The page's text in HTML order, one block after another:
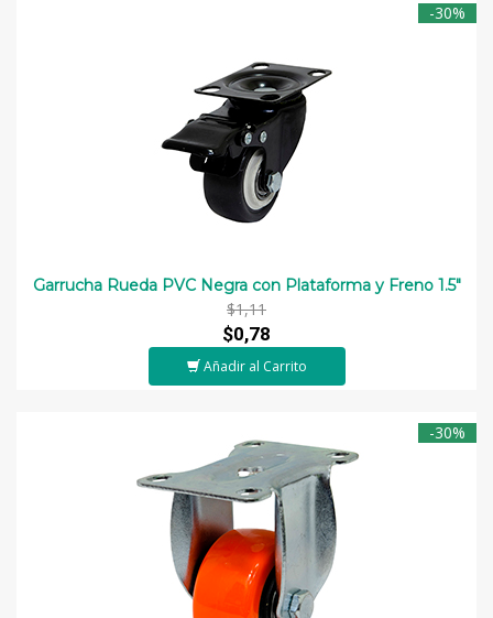
-30%
Garrucha Rueda PVC Negra con Plataforma y Freno 1.5"
$1,11
$0,78
Añadir al Carrito
-30%